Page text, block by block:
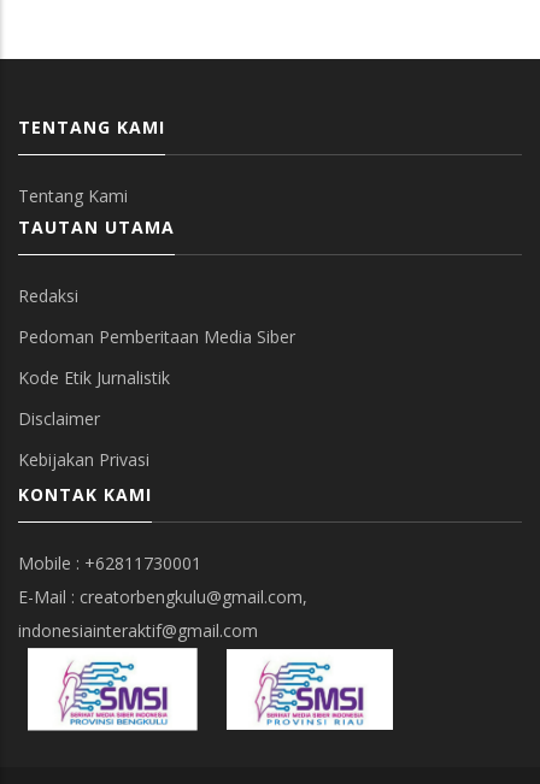
TENTANG KAMI
Tentang Kami
TAUTAN UTAMA
Redaksi
Pedoman Pemberitaan Media Siber
Kode Etik Jurnalistik
Disclaimer
Kebijakan Privasi
KONTAK KAMI
Mobile : +62811730001
E-Mail : creatorbengkulu@gmail.com,
indonesiainteraktif@gmail.com